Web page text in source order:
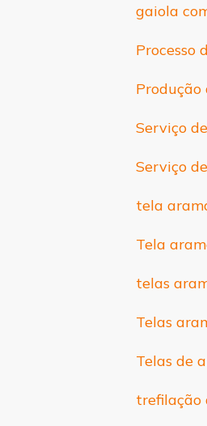
gaiola
Processo
Serviço
Serviço
tela
Tela
telas
Telas
Telas de
trefilação